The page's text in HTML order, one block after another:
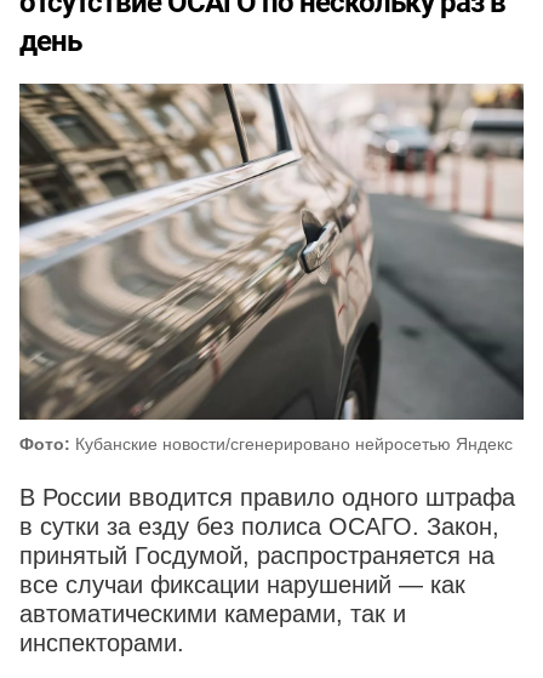
день
Фото: Кубанские новости/сгенерировано нейросетью Яндекс
В России вводится правило одного штрафа
в сутки за езду без полиса ОСАГО. Закон,
принятый Госдумой, распространяется на
все случаи фиксации нарушений — как
автоматическими камерами, так и
инспекторами.